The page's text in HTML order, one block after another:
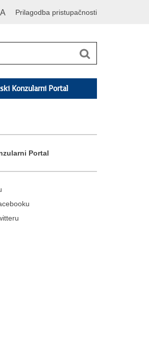
A Prilagodba pristupačnosti
Konzularni Portal
Portal